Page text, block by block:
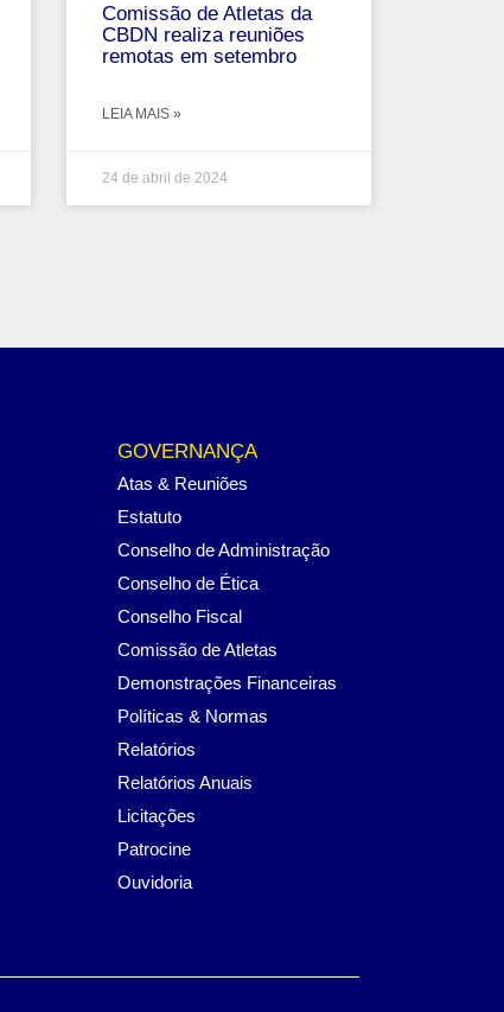
Comissão de Atletas da
CBDN realiza reuniões
remotas em setembro
LEIA MAIS »
24 de abril de 2024
GOVERNANÇA
Atas & Reuniões
Estatuto
Conselho de Administração
Conselho de Ética
Conselho Fiscal
Comissão de Atletas
Demonstrações Financeiras
Políticas & Normas
Relatórios
Relatórios Anuais
Licitações
Patrocine
Ouvidoria